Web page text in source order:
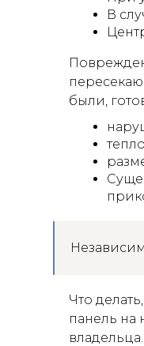
В
были,
Что
панель на